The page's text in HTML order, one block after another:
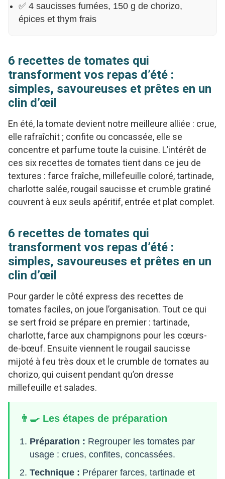
✅ 4 saucisses fumées, 150 g de chorizo,
épices et thym frais
6 recettes de tomates qui
transforment vos repas d’été :
simples, savoureuses et prêtes en un
clin d’œil
En été, la tomate devient notre meilleure alliée : crue,
elle rafraîchit ; confite ou concassée, elle se
concentre et parfume toute la cuisine. L’intérêt de
ces six recettes de tomates tient dans ce jeu de
textures : farce fraîche, millefeuille coloré, tartinade,
charlotte salée, rougail saucisse et crumble gratiné
couvrent à eux seuls apéritif, entrée et plat complet.
6 recettes de tomates qui
transforment vos repas d’été :
simples, savoureuses et prêtes en un
clin d’œil
Pour garder le côté express des recettes de
tomates faciles, on joue l’organisation. Tout ce qui
se sert froid se prépare en premier : tartinade,
charlotte, farce aux champignons pour les cœurs-
de-bœuf. Ensuite viennent le rougail saucisse
mijoté à feu très doux et le crumble de tomates au
chorizo, qui cuisent pendant qu’on dresse
millefeuille et salades.
👨‍🍳 Les étapes de préparation
Préparation : Regrouper les tomates par
usage : crues, confites, concassées.
Technique : Préparer farces, tartinade et